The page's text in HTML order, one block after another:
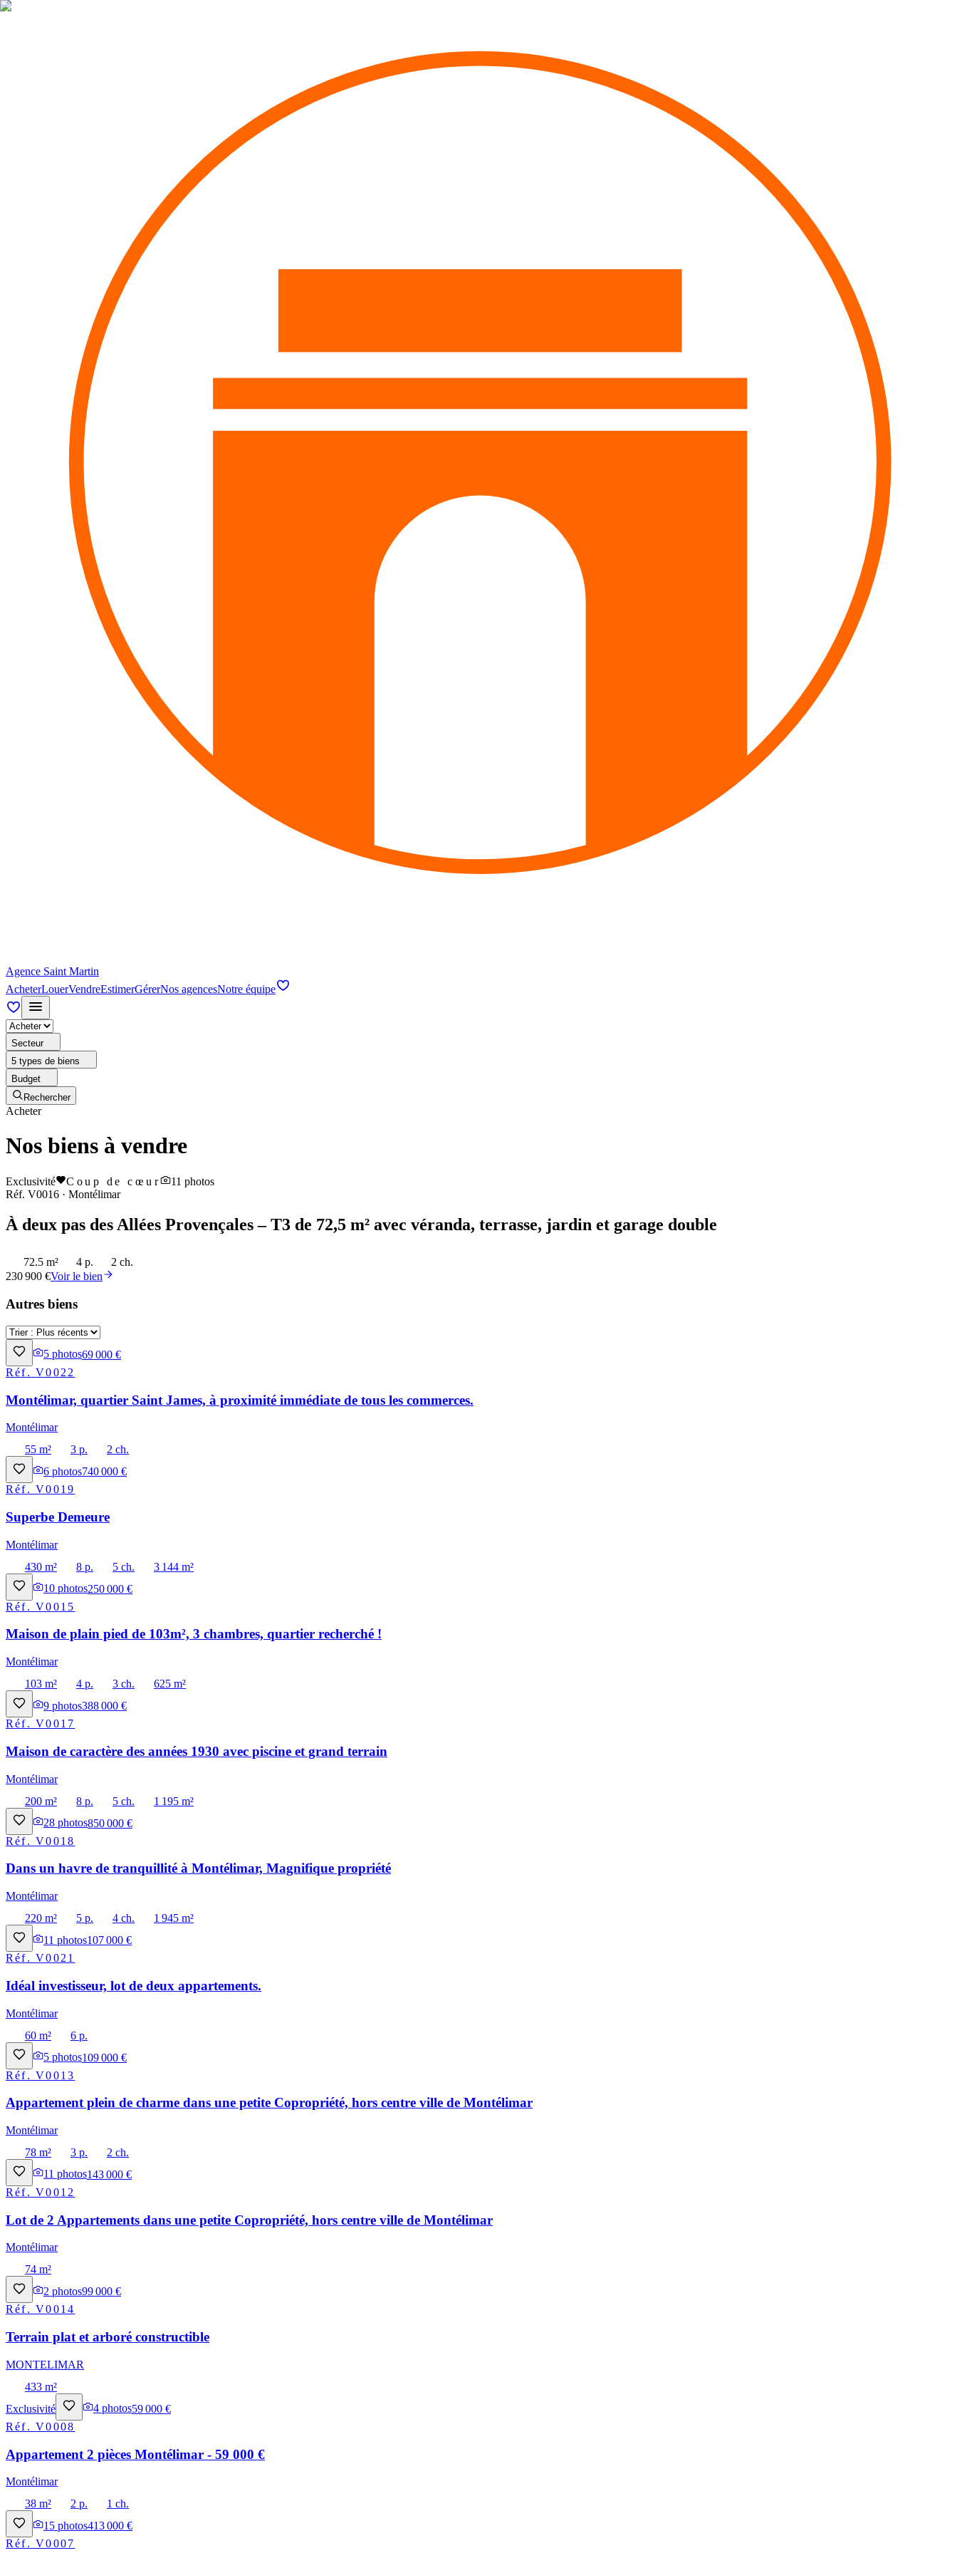
Agence Saint Martin
AcheterLouerVendreEstimerGérerNos agencesNotre équipe
Secteur
5 types de biens
Budget
Rechercher
Acheter
Nos biens à vendre
Exclusivité Coup de cœur 11 photos
Réf. V0016 · Montélimar
À deux pas des Allées Provençales – T3 de 72,5 m² avec véranda, terrasse, jardin et garage double
72.5 m² 4 p.
2 ch.
230 900 €Voir le bien
Autres biens
5 photos69 000 €
Réf.V0022
Montélimar, quartier Saint James, à proximité immédiate de tous les commerces.
Montélimar
55 m²
3 p.
2 ch.
6 photos740 000 €
Réf.V0019
Superbe Demeure
Montélimar
430 m²
8 p. 5 ch.
3 144 m²
10 photos250 000 €
Réf.V0015
Maison de plain pied de 103m², 3 chambres, quartier recherché !
Montélimar
103 m²
4 p. 3 ch.
625 m²
9 photos388 000 €
Réf.V0017
Maison de caractère des années 1930 avec piscine et grand terrain
Montélimar
200 m²
8 p. 5 ch.
1 195 m²
28 photos850 000 €
Réf.V0018
Dans un havre de tranquillité à Montélimar, Magnifique propriété
Montélimar
220 m²
5 p. 4 ch.
1 945 m²
11 photos107 000 €
Réf.V0021
Idéal investisseur, lot de deux appartements.
Montélimar
60 m²
6 p.
5 photos109 000 €
Réf.V0013
Appartement plein de charme dans une petite Copropriété, hors centre ville de Montélimar
Montélimar
78 m²
3 p.
2 ch.
11 photos143 000 €
Réf.V0012
Lot de 2 Appartements dans une petite Copropriété, hors centre ville de Montélimar
Montélimar
74 m²
2 photos99 000 €
Réf.V0014
Terrain plat et arboré constructible
MONTELIMAR
433 m²
Exclusivité
4 photos59 000 €
Réf.V0008
Appartement 2 pièces Montélimar - 59 000 €
Montélimar
38 m²
2 p.
1 ch.
15 photos413 000 €
Réf.V0007